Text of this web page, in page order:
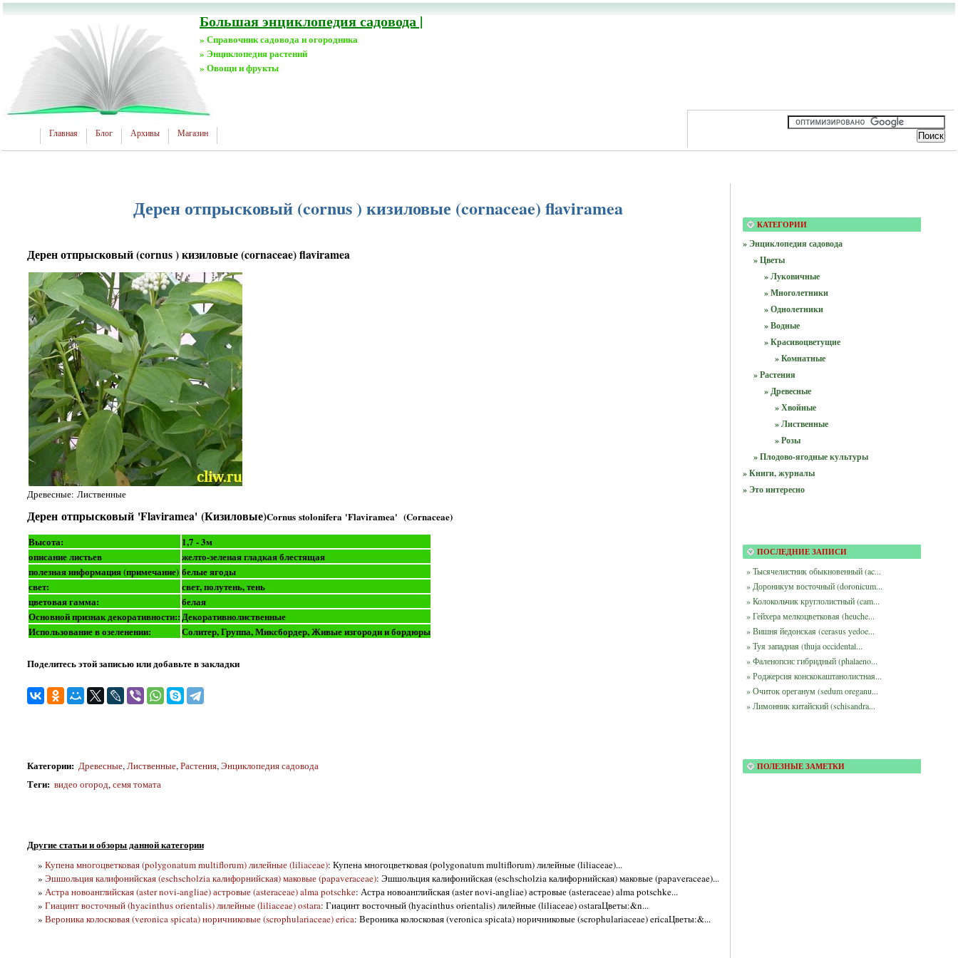
Большая энциклопедия садовода |
» Справочник садовода и огородника
» Энциклопедия растений
» Овощи и фрукты
Главная Блог Архивы Магазин
Дерен отпрысковый (cornus ) кизиловые (cornaceae) flaviramea
Дерен отпрысковый (cornus ) кизиловые (cornaceae) flaviramea
Древесные: Лиственные
Дерен отпрысковый 'Flaviramea' (Кизиловые)Cornus stolonifera 'Flaviramea' (Cornaceae)
Высота:
1,7 - 3м
описание листьев
желто-зеленая гладкая блестящая
полезная информация (примечание) белые ягоды
свет:
свет, полутень, тень
цветовая гамма:
белая
Основной признак декоративности::Декоративнолиственные
Использование в озеленении:
Солитер, Группа, Миксбордер, Живые изгороди и бордюры
Поделитесь этой записью или добавьте в закладки
Категории: Древесные,Лиственные,Растения,Энциклопедия садовода
Теги: видео огород,семя томата
Другие статьи и обзоры данной категории
» Купена многоцветковая (polygonatum multiflorum) лилейные (liliaceae): Купена многоцветковая (polygonatum multiflorum) лилейные (liliaceae)...
» Эшшольция калифонийская (eschscholzia калифорнийская) маковые (papaveraceae): Эшшольция калифонийская (eschscholzia калифорнийская) маковые (papaveraceae)...
» Астра новоанглийская (aster novi-angliae) астровые (asteraceae) alma potschke: Астра новоанглийская (aster novi-angliae) астровые (asteraceae) alma potschke...
» Гиацинт восточный (hyacinthus orientalis) лилейные (liliaceae) ostara: Гиацинт восточный (hyacinthus orientalis) лилейные (liliaceae) ostaraЦветы:&n...
» Вероника колосковая (veronica spicata) норичниковые (scrophulariaceae) erica: Вероника колосковая (veronica spicata) норичниковые (scrophulariaceae) ericaЦветы:&...
КАТЕГОРИИ
» Энциклопедия садовода
» Цветы
» Луковичные
» Многолетники
» Однолетники
» Водные
» Красивоцветущие
» Комнатные
» Растения
» Древесные
» Хвойные
» Лиственные
» Розы
» Плодово-ягодные культуры
» Книги, журналы
» Это интересно
ПОСЛЕДНИЕ ЗАПИСИ
» Тысячелистник обыкновенный (ac...
» Дороникум восточный (doronicum...
» Колокольчик круглолистный (cam...
» Гейхера мелкоцветковая (heuche...
» Вишня йедонская (cerasus yedoe...
» Туя западная (thuja occidental...
» Фаленопсис гибридный (phalaeno...
» Роджерсия конскокаштанолистная...
» Очиток ореганум (sedum oreganu...
» Лимонник китайский (schisandra...
ПОЛЕЗНЫЕ ЗАМЕТКИ